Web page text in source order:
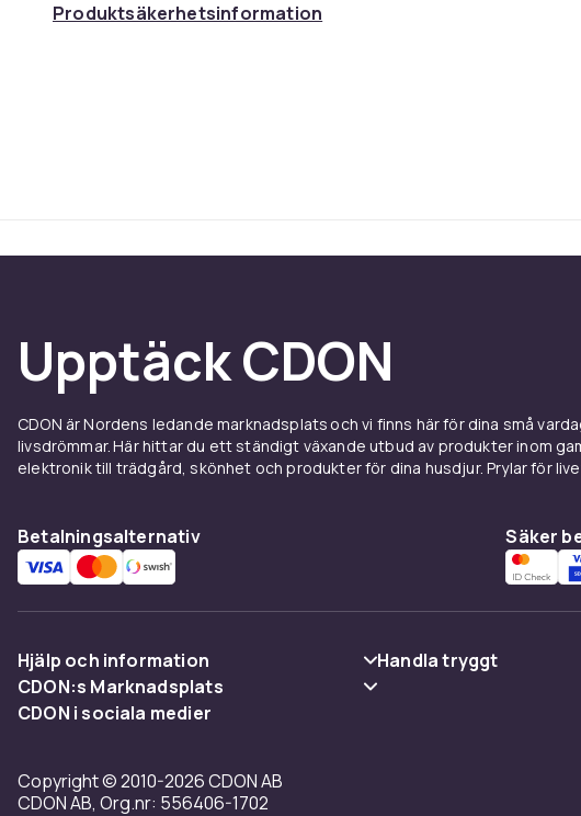
Produktsäkerhetsinformation
Upptäck CDON
CDON är Nordens ledande marknadsplats och vi finns här för dina små
livsdrömmar. Här hittar du ett ständigt växande utbud av produkter inom
elektronik till trädgård, skönhet och produkter för dina husdjur. Prylar för
Betalningsalternativ Säker
Hjälp och information
Vanliga frågor
Ångra & Returnera här
Handla tryggt
CDON:s Marknadsplats
Sälj på CDON
Regler & kvalitet
CDON i sociala medier
Copyright © 2010-2026 CDON AB
CDON AB, Org.nr: 556406-1702